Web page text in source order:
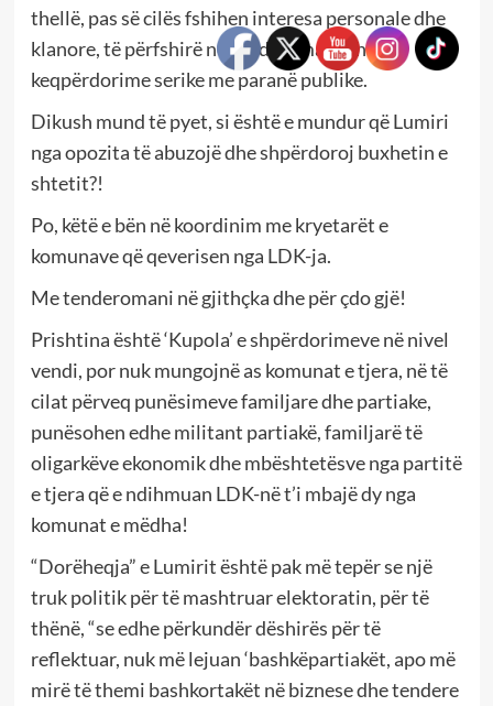
thellë, pas së cilës fshihen interesa personale dhe
klanore, të përfshirë në tenderomani dhe
keqpërdorime serike me paranë publike.
Dikush mund të pyet, si është e mundur që Lumiri
nga opozita të abuzojë dhe shpërdoroj buxhetin e
shtetit?!
Po, këtë e bën në koordinim me kryetarët e
komunave që qeverisen nga LDK-ja.
Me tenderomani në gjithçka dhe për çdo gjë!
Prishtina është ‘Kupola’ e shpërdorimeve në nivel
vendi, por nuk mungojnë as komunat e tjera, në të
cilat përveq punësimeve familjare dhe partiake,
punësohen edhe militant partiakë, familjarë të
oligarkëve ekonomik dhe mbështetësve nga partitë
e tjera që e ndihmuan LDK-në t’i mbajë dy nga
komunat e mëdha!
“Dorëheqja” e Lumirit është pak më tepër se një
truk politik për të mashtruar elektoratin, për të
thënë, “se edhe përkundër dëshirës për të
reflektuar, nuk më lejuan ‘bashkëpartiakët, apo më
mirë të themi bashkortakët në biznese dhe tendere